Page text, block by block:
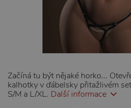
Začíná tu být nějaké horko...
kalhotky v ďábelsky přitažlivém
S/M a L/XL. Další informace